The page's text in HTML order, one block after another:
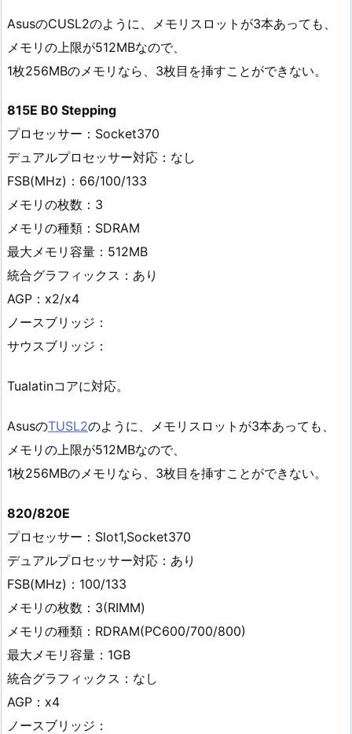
AsusのCUSL2のように、メモリスロットが3本あっても、
メモリの上限が512MBなので、
1枚256MBのメモリなら、3枚目を挿すことができない。
815E B0 Stepping
プロセッサー：Socket370
デュアルプロセッサー対応：なし
FSB(MHz)：66/100/133
メモリの枚数：3
メモリの種類：SDRAM
最大メモリ容量：512MB
統合グラフィックス：あり
AGP：x2/x4
ノースブリッジ：
サウスブリッジ：
Tualatinコアに対応。
AsusのTUSL2のように、メモリスロットが3本あっても、
メモリの上限が512MBなので、
1枚256MBのメモリなら、3枚目を挿すことができない。
820/820E
プロセッサー：Slot1,Socket370
デュアルプロセッサー対応：あり
FSB(MHz)：100/133
メモリの枚数：3(RIMM)
メモリの種類：RDRAM(PC600/700/800)
最大メモリ容量：1GB
統合グラフィックス：なし
AGP：x4
ノースブリッジ：